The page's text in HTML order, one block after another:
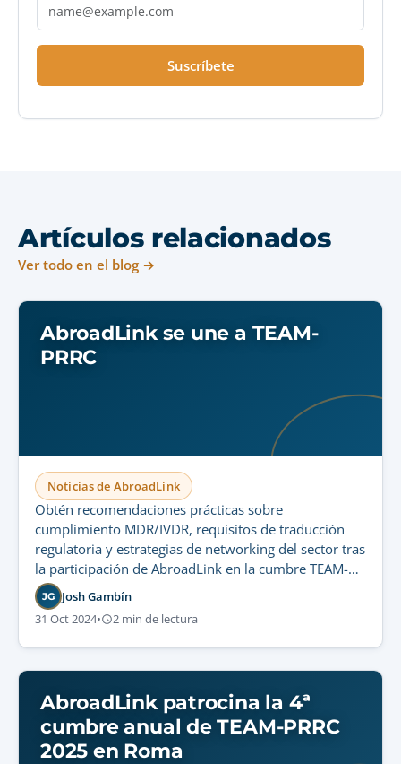
Suscríbete
Artículos relacionados
Ver todo en el blog →
AbroadLink se une a TEAM-
PRRC
Noticias de AbroadLink
Obtén recomendaciones prácticas sobre
cumplimiento MDR/IVDR, requisitos de traducción
regulatoria y estrategias de networking del sector tras
la participación de AbroadLink en la cumbre TEAM-
PRRC.
JG Josh Gambín
31 Oct 2024• 2 min de lectura
AbroadLink patrocina la 4ª
cumbre anual de TEAM-PRRC
2025 en Roma